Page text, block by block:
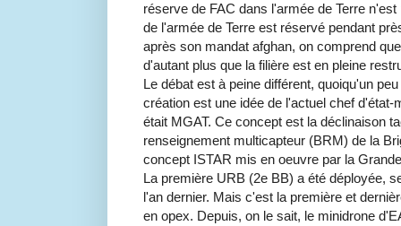
réserve de FAC dans l'armée de Terre
de l'armée de Terre est réservé pendant
après son mandat afghan, on comprend
d'autant plus que la filière est en pleine
Le débat est à peine différent, quoiqu'un
création est une idée de l'actuel chef d'état-
était MGAT. Ce concept est la déclinaison
renseignement multicapteur (BRM) de la
concept ISTAR mis en oeuvre par la
La première URB (2e BB) a été déployée,
l'an dernier. Mais c'est la première et
en opex. Depuis, on le sait, le minidrone